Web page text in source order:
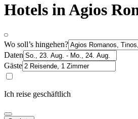
Hotels in Agios
Wo soll’s hingehen?
Daten
Gäste
Ich reise geschäftlich